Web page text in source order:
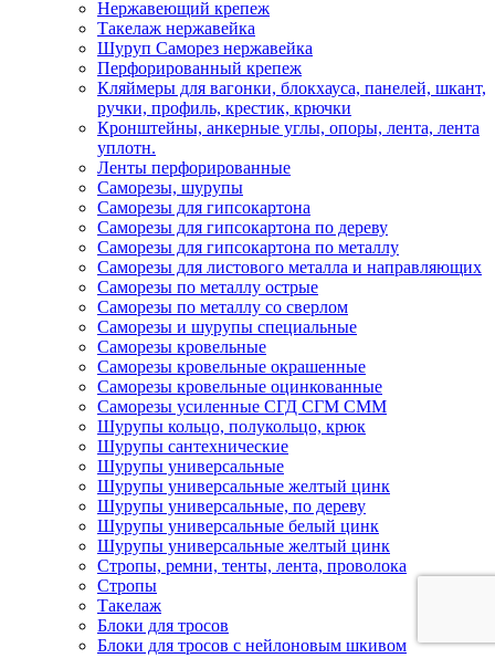
Нержавеющий крепеж
Такелаж нержавейка
Шуруп Саморез нержавейка
Перфорированный крепеж
Кляймеры для вагонки, блокхауса, панелей, шкант,
ручки, профиль, крестик, крючки
Кронштейны, анкерные углы, опоры, лента, лента
уплотн.
Ленты перфорированные
Саморезы, шурупы
Саморезы для гипсокартона
Саморезы для гипсокартона по дереву
Саморезы для гипсокартона по металлу
Саморезы для листового металла и направляющих
Саморезы по металлу острые
Саморезы по металлу со сверлом
Саморезы и шурупы специальные
Саморезы кровельные
Саморезы кровельные окрашенные
Саморезы кровельные оцинкованные
Саморезы усиленные СГД СГМ СММ
Шурупы кольцо, полукольцо, крюк
Шурупы сантехнические
Шурупы универсальные
Шурупы универсальные желтый цинк
Шурупы универсальные, по дереву
Шурупы универсальные белый цинк
Шурупы универсальные желтый цинк
Стропы, ремни, тенты, лента, проволока
Стропы
Такелаж
Блоки для тросов
Блоки для тросов с нейлоновым шкивом